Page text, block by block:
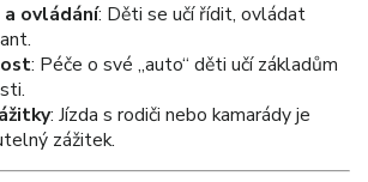
ovládání: Děti se učí řídit, ovládat
: Péče o své „auto“ děti učí základům
: Jízda s rodiči nebo kamarády je
zážitek.